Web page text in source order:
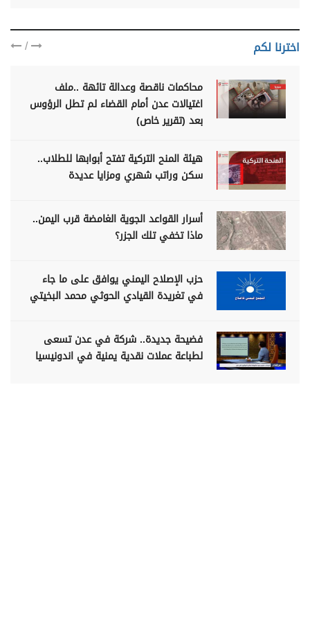
اخترنا لكم /
محاكمات ناقصة وعدالة تائهة ..ملف
اغتيالات عدن أمام القضاء لم تطل الرؤوس
بعد (تقرير خاص)
هيئة المنح التركية تفتح أبوابها للطلاب..
سكن وراتب شهري ومزايا عديدة
أسرار القواعد الجوية الغامضة قرب اليمن..
ماذا تخفي تلك الجزر؟
حزب الإصلاح اليمني يوافق على ما جاء
في تغريدة القيادي الحوثي محمد البخيتي
فضيحة جديدة.. شركة في عدن تسعى
لطباعة عملات نقدية يمنية في اندونيسيا